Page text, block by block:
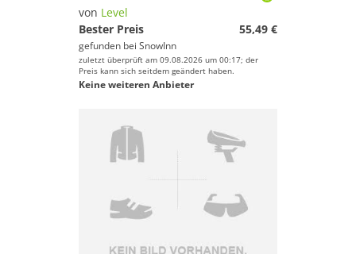
von Level
Bester Preis
55,49 €
gefunden bei SnowInn
zuletzt überprüft am 09.08.2026 um 00:17; der
Preis kann sich seitdem geändert haben.
Keine weiteren Anbieter